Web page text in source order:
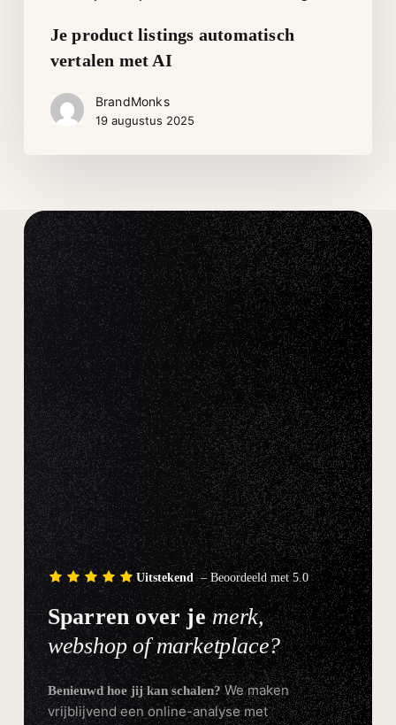
Je product listings automatisch
vertalen met AI
BrandMonks
19 augustus 2025
Uitstekend– Beoordeeld met 5.0
Sparren over jemerk,
webshop of marketplace?
Benieuwd hoe jij kan schalen?We maken
vrijblijvend een online-analyse met